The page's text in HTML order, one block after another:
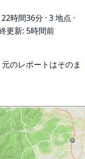
22時間36分 · 3 地点 ·
更新: 5時間前
のレポートはそのま